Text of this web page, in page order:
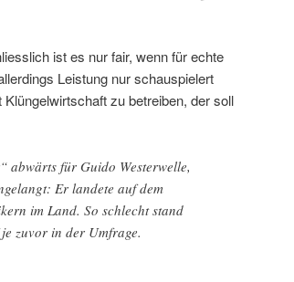
ist es nur fair, wenn für echte
Leistung nur schauspielert
zu betreiben, der soll
abwärts für Guido Westerwelle,
Er landete auf dem
im Land. So schlecht stand
zuvor in der Umfrage.